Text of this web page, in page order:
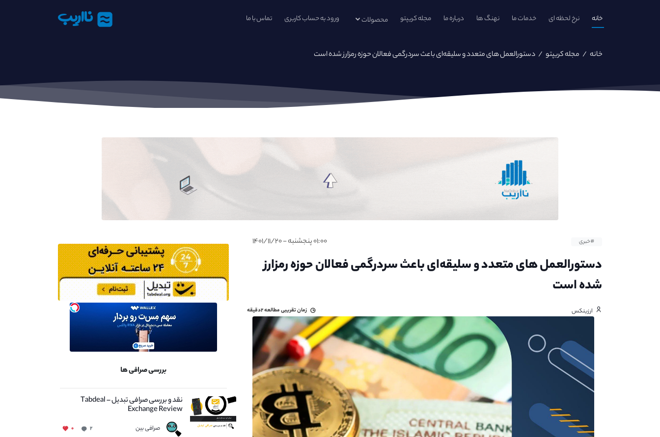
خانه نرخ لحظه ای خدمات ما نهنگ ها درباره ما مجله کریپتو محصولات ورود به حساب کاربری تماس با ما نااریب
خانه / مجله کریپتو / دستورالعمل های متعدد و سلیقه‌ای باعث سردرگمی فعالان حوزه رمزارز شده است
#خبری ۰۱:۰۰ پنجشنبه - ۱۴۰۱/۱۱/۲۰
دستورالعمل های متعدد و سلیقه‌ای باعث سردرگمی فعالان حوزه رمزارز
شده است
ارزینکس زمان تقریبی مطالعه۲دقیقه
بررسی صرافی ها
نقد و بررسی صرافی تبدیل – Tabdeal
Exchange Review
صرافی بین ۲ ۰